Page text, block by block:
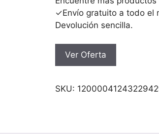
✓Envío gratuito a todo
Devolución sencilla.
Ver Oferta
SKU: